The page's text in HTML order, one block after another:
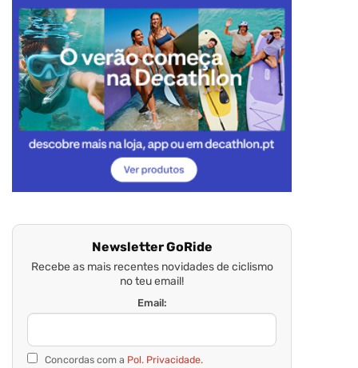
Newsletter GoRide
Recebe as mais recentes novidades de ciclismo
no teu email!
Email:
Concordas com a Pol. Privacidade.